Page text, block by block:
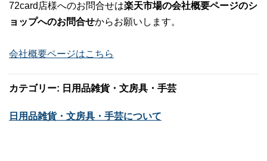
72card店様へのお問合せは楽天市場の会社概要ページのシ
ョップへのお問合せからお願いします。
会社概要ページはこちら
カテゴリー: 日用品雑貨・文房具・手芸
日用品雑貨・文房具・手芸について